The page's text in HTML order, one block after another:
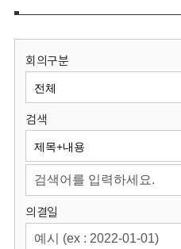
보
원
회
회의구분
검색
의결일